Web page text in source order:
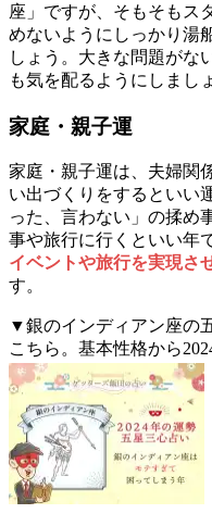
座」ですが、そもそもス
めないようにしっかり湯
しょう。大きな問題がな
も気を配るようにしまし
家庭・親子運
家庭・親子運は、夫婦関
い出づくりをするといい
った、言わない」の揉め
事や旅行に行くといい年
イベントや旅行を実現さ
す。
▼銀のインディアン座の
こちら。基本性格から
お伝えします。